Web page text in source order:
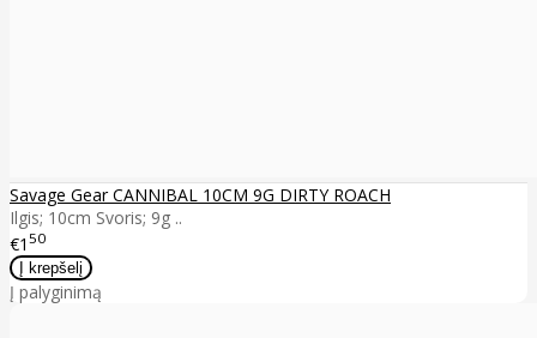
Savage Gear CANNIBAL 10CM 9G DIRTY ROACH
Ilgis; 10cm Svoris; 9g ..
€1 50
Į palyginimą